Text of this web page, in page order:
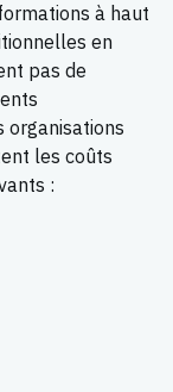
à haut
en
pas de
organisations
les coûts
: